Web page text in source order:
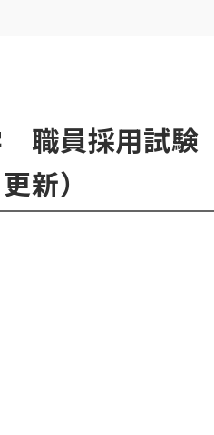
員採用試験
新）